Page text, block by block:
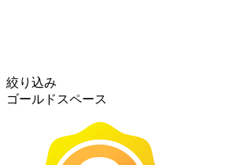
絞り込み
ゴールドスペース